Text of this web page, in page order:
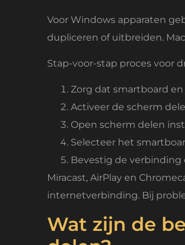
Voor Windows apparaten
dupliceren of uitbreiden.
Stap-voor-stap proces voor
Zorg dat smartboard
Activeer de scherm
Open scherm delen
Selecteer het
Bevestig de
Miracast, AirPlay en
internetverbinding. Bij
Wat zijn de